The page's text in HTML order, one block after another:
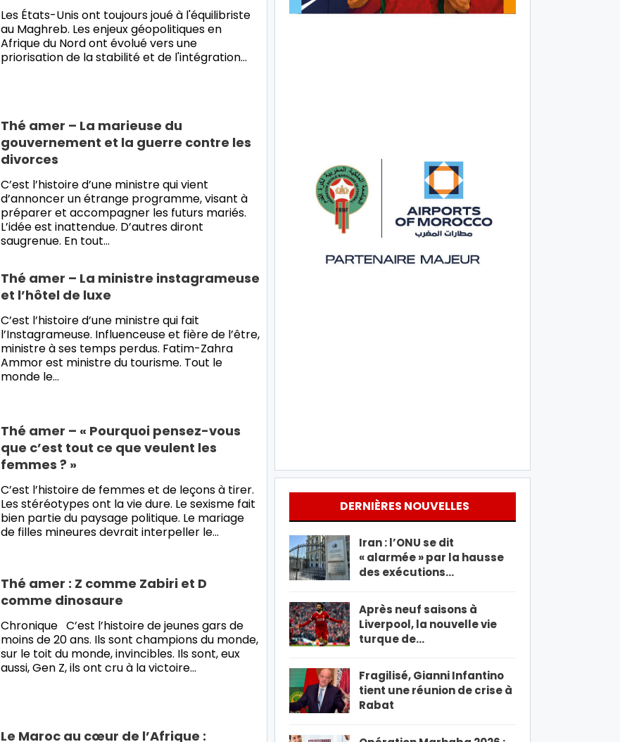
Les États-Unis ont toujours joué à l'équilibriste
au Maghreb. Les enjeux géopolitiques en
Afrique du Nord ont évolué vers une
priorisation de la stabilité et de l'intégration…
Thé amer – La marieuse du
gouvernement et la guerre contre les
divorces
C’est l’histoire d’une ministre qui vient
d’annoncer un étrange programme, visant à
préparer et accompagner les futurs mariés.
L’idée est inattendue. D’autres diront
saugrenue. En tout…
Thé amer – La ministre instagrameuse
et l’hôtel de luxe
C’est l’histoire d’une ministre qui fait
l’Instagrameuse. Influenceuse et fière de l’être,
ministre à ses temps perdus. Fatim-Zahra
Ammor est ministre du tourisme. Tout le
monde le…
Thé amer – « Pourquoi pensez-vous
que c’est tout ce que veulent les
femmes ? »
C’est l’histoire de femmes et de leçons à tirer.
Les stéréotypes ont la vie dure. Le sexisme fait
bien partie du paysage politique. Le mariage
de filles mineures devrait interpeller le…
Thé amer : Z comme Zabiri et D
comme dinosaure
Chronique C’est l’histoire de jeunes gars de
moins de 20 ans. Ils sont champions du monde,
sur le toit du monde, invincibles. Ils sont, eux
aussi, Gen Z, ils ont cru à la victoire…
Le Maroc au cœur de l’Afrique :
DERNIÈRES NOUVELLES
Iran : l’ONU se dit
« alarmée » par la hausse
des exécutions…
Après neuf saisons à
Liverpool, la nouvelle vie
turque de…
Fragilisé, Gianni Infantino
tient une réunion de crise à
Rabat